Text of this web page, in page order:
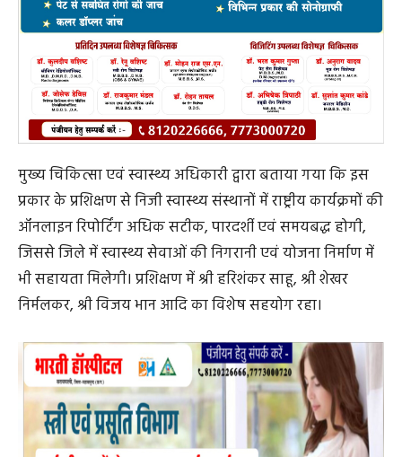
मुख्य चिकित्सा एवं स्वास्थ्य अधिकारी द्वारा बताया गया कि इस
प्रकार के प्रशिक्षण से निजी स्वास्थ्य संस्थानों में राष्ट्रीय कार्यक्रमों की
ऑनलाइन रिपोर्टिंग अधिक सटीक, पारदर्शी एवं समयबद्ध होगी,
जिससे जिले में स्वास्थ्य सेवाओं की निगरानी एवं योजना निर्माण में
भी सहायता मिलेगी। प्रशिक्षण में श्री हरिशंकर साहू, श्री शेखर
निर्मलकर, श्री विजय भान आदि का विशेष सहयोग रहा।